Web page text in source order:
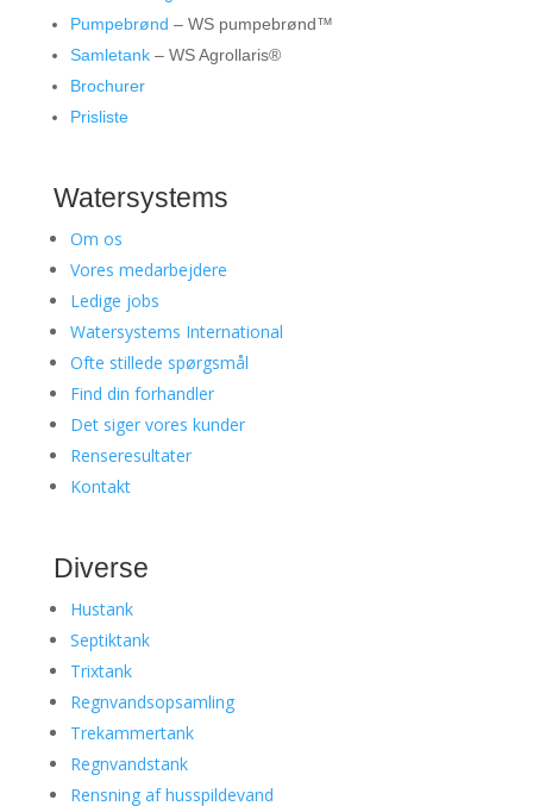
Pumpebrønd – WS pumpebrønd™
Samletank– WS Agrollaris®
Brochurer
Prisliste
Watersystems
Om os
Vores medarbejdere
Ledige jobs
Watersystems International
Ofte stillede spørgsmål
Find din forhandler
Det siger vores kunder
Renseresultater
Kontakt
Diverse
Hustank
Septiktank
Trixtank
Regnvandsopsamling
Trekammertank
Regnvandstank
Rensning af husspildevand